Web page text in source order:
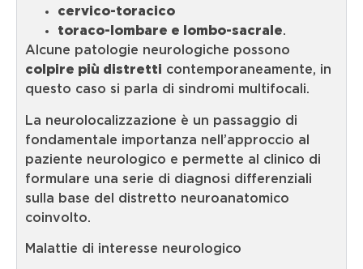
cervico-toracico
toraco-lombare e lombo-sacrale.
Alcune patologie neurologiche possono
colpire più distretti contemporaneamente, in
questo caso si parla di sindromi multifocali.
La neurolocalizzazione è un passaggio di
fondamentale importanza nell’approccio al
paziente neurologico e permette al clinico di
formulare una serie di diagnosi differenziali
sulla base del distretto neuroanatomico
coinvolto.
Malattie di interesse neurologico